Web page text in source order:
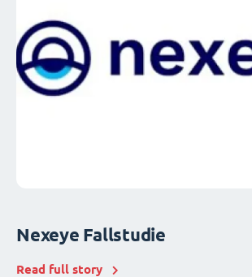
Nexeye Fallstudie
Read full story